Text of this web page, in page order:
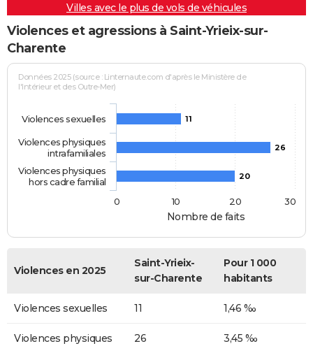
Villes avec le plus de vols de véhicules
Violences et agressions à Saint-Yrieix-sur-
Charente
Nombre de faits
Données 2025 (source : Linternaute.com d'après le Ministère de
l'Intérieur et des Outre-Mer)
11
26
20
Violences sexuelles
Violences physiques
intrafamiliales
Violences physiques
hors cadre familial
0
10 20 30
Violences en 2025
Saint-Yrieix-
sur-Charente
Pour 1 000
habitants
Violences sexuelles 11 1,46 ‰
Violences physiques
26 3,45 ‰